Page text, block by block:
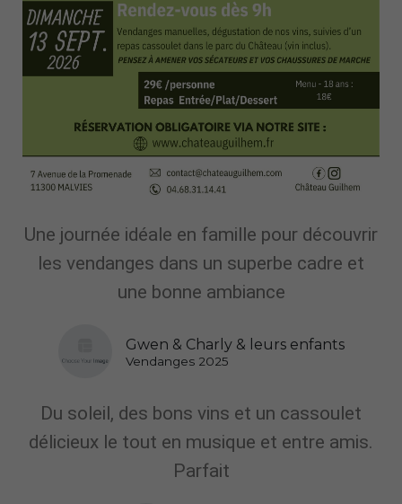
Une journée idéale en famille pour découvrir
les vendanges dans un superbe cadre et
une bonne ambiance
Gwen & Charly & leurs enfants
Vendanges 2025
Du soleil, des bons vins et un cassoulet
délicieux le tout en musique et entre amis.
Parfait